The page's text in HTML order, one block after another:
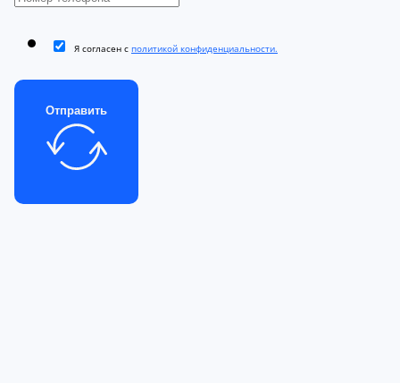
Я согласен с политикой конфиденциальности.
Отправить